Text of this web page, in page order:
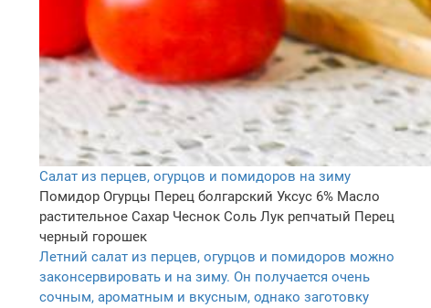
Салат из перцев, огурцов и помидоров на зиму
Помидор Огурцы Перец болгарский Уксус 6% Масло
растительное Сахар Чеснок Соль Лук репчатый Перец
черный горошек
Летний салат из перцев, огурцов и помидоров можно
законсервировать и на зиму. Он получается очень
сочным, ароматным и вкусным, однако заготовку